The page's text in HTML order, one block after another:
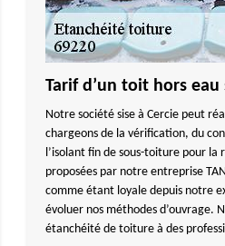
Tarif d’un toit hors eau
Notre société sise à Cercie peut
chargeons de la vérification, du
l’isolant fin de sous-toiture pour la
proposées par notre entreprise
comme étant loyale depuis notre
évoluer nos méthodes d’ouvrage.
étanchéité de toiture à des